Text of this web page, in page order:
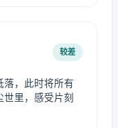
较差
落，此时将所有
里，感受片刻